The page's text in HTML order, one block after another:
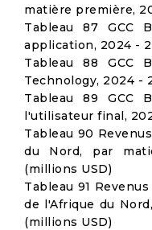
matière première,
Tableau 87 GCC
application, 2024 -
Tableau 88 GCC
Technology, 2024 -
Tableau 89 GCC
l'utilisateur final,
Tableau 90
du Nord, par
(millions USD)
Tableau 91
de l'Afrique du
(millions USD)